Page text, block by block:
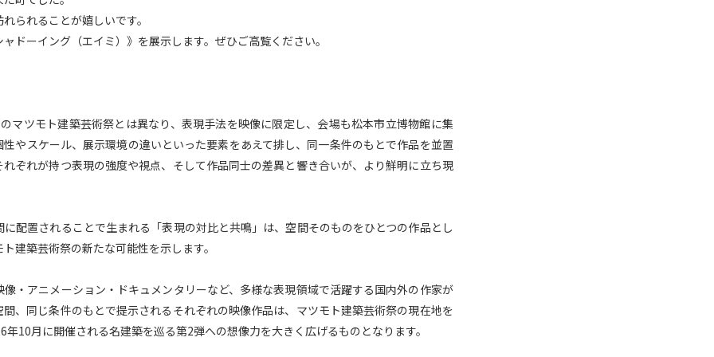
られることが嬉しいです。
ドーイング（エイミ）》を展示します。ぜひご高覧ください。
マツモト建築芸術祭とは異なり、表現手法を映像に限定し、会場も松本市立博物館に集
やスケール、展示環境の違いといった要素をあえて排し、同一条件のもとで作品を並置
ぞれが持つ表現の強度や視点、そして作品同士の差異と響き合いが、より鮮明に立ち現
配置されることで生まれる「表現の対比と共鳴」は、空間そのものをひとつの作品とし
建築芸術祭の新たな可能性を示します。
・アニメーション・ドキュメンタリーなど、多様な表現領域で活躍する国内外の作家が
、同じ条件のもとで提示されるそれぞれの映像作品は、マツモト建築芸術祭の現在地を
年10月に開催される名建築を巡る第2弾への想像力を大きく広げるものとなります。